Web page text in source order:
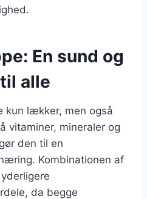
En sund og
alle
kun lækker, men også
vitaminer, mineraler og
den til en
Kombinationen af
da begge